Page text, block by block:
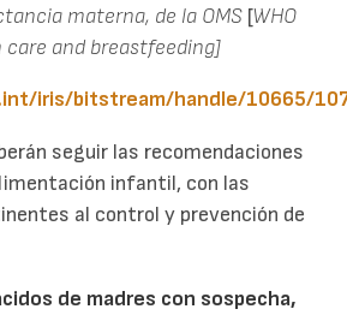
materna, de la OMS [WHO
care and breastfeeding]
iris/bitstream/handle/10665/
seguir las recomendaciones
infantil, con las
al control y prevención de
de madres con sospecha,